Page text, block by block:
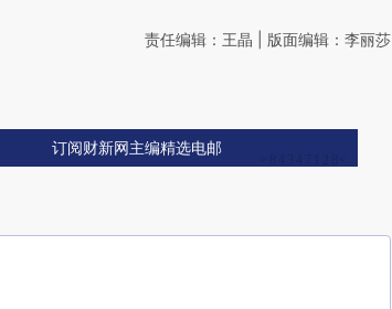
责任编辑：王晶 | 版面编辑：李丽莎
订阅财新网主编精选电邮